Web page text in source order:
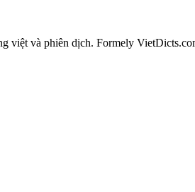
việt và phiên dịch. Formely